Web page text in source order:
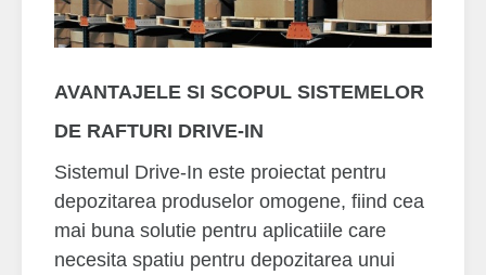
AVANTAJELE SI SCOPUL SISTEMELOR
DE RAFTURI DRIVE-IN
Sistemul Drive-In este proiectat pentru
depozitarea produselor omogene, fiind cea
mai buna solutie pentru aplicatiile care
necesita spatiu pentru depozitarea unui